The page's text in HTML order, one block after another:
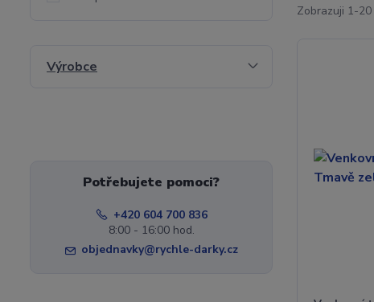
Zobrazuji 1-
Výrobce
Potřebujete pomoci?
+420 604 700 836
8:00 - 16:00 hod.
objednavky@rychle-darky.cz